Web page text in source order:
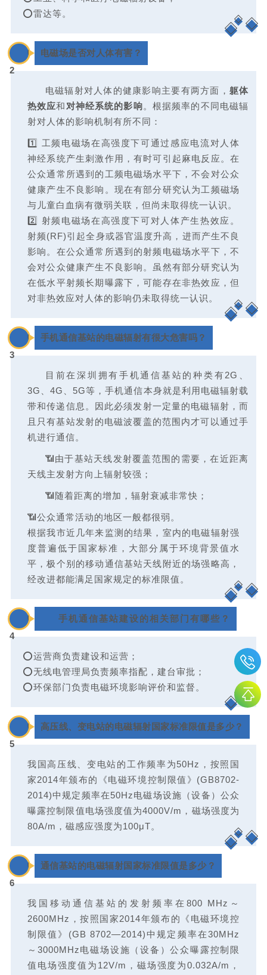
⭕雷达等。
0
2
电磁场是否对人体有害？
电磁辐射对人体的健康影响主要有两方面， 躯体
热效应和 对神经系统的影响。根据频率的不同电磁辐
射对人体的影响机制有所不同：
1️⃣ 工频电磁场在高强度下可通过感应电流对人体
神经系统产生刺激作用，有时可引起麻电反应。在
公众通常所遇到的工频电磁场水平下，不会对公众
健康产生不良影响。现在有部分研究认为工频磁场
与儿童白血病有微弱关联，但尚未取得统一认识。
2️⃣ 射频电磁场在高强度下可对人体产生热效应。
射频(RF)引起全身或器官温度升高，进而产生不良
影响。在公众通常所遇到的射频电磁场水平下，不
会对公众健康产生不良影响。虽然有部分研究认为
在低水平射频长期曝露下，可能存在非热效应，但
对非热效应对人体的影响仍未取得统一认识。
0
3
手机通信基站的电磁辐射有很大危害吗？
目前在深圳拥有手机通信基站的种类有2G、
3G、4G、5G等，手机通信本身就是利用电磁辐射载
带和传递信息。因此必须发射一定量的电磁辐射，而
且只有基站发射的电磁波覆盖的范围内才可以通过手
机进行通信。
📶由于基站天线发射覆盖范围的需要，在近距离
天线主发射方向上辐射较强；
📶随着距离的增加，辐射衰减非常快；
📶公众通常活动的地区一般都很弱。
根据我市近几年来监测的结果，室内的电磁辐射强
度普遍低于国家标准，大部分属于环境背景值水
平，极个别的移动通信基站天线附近的场强略高，
经改进都能满足国家规定的标准限值。
0
4
手机通信基站建设的相关部门有哪些？
⭕运营商负责建设和运营；
⭕无线电管理局负责频率指配，建台审批；
⭕环保部门负责电磁环境影响评价和监督。
0
5
高压线、变电站的电磁辐射国家标准限值是多少？
我国高压线、变电站的工作频率为50Hz，按照国
家2014年颁布的《电磁环境控制限值》(GB8702-
2014)中规定频率在50Hz电磁场设施（设备）公众
曝露控制限值电场强度值为4000V/m，磁场强度为
80A/m，磁感应强度为100μT。
0
6
通信基站的电磁辐射国家标准限值是多少？
我国移动通信基站的发射频率在800 MHz～
2600MHz，按照国家2014年颁布的《电磁环境控
制限值》(GB 8702—2014)中规定频率在30MHz
～3000MHz电磁场设施（设备）公众曝露控制限
值电场强度值为12V/m，磁场强度为0.032A/m，